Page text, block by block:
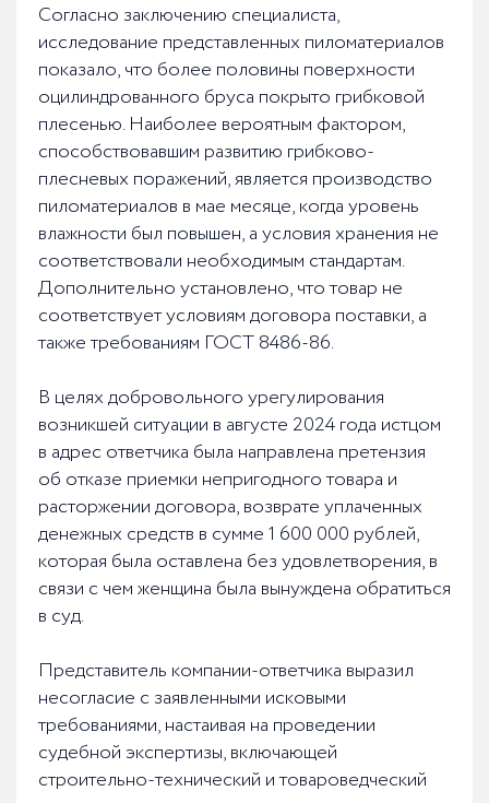
Согласно заключению специалиста,
исследование представленных пиломатериалов
показало, что более половины поверхности
оцилиндрованного бруса покрыто грибковой
плесенью. Наиболее вероятным фактором,
способствовавшим развитию грибково-
плесневых поражений, является производство
пиломатериалов в мае месяце, когда уровень
влажности был повышен, а условия хранения не
соответствовали необходимым стандартам.
Дополнительно установлено, что товар не
соответствует условиям договора поставки, а
также требованиям ГОСТ 8486-86.
В целях добровольного урегулирования
возникшей ситуации в августе 2024 года истцом
в адрес ответчика была направлена претензия
об отказе приемки непригодного товара и
расторжении договора, возврате уплаченных
денежных средств в сумме 1 600 000 рублей,
которая была оставлена без удовлетворения, в
связи с чем женщина была вынуждена обратиться
в суд.
Представитель компании-ответчика выразил
несогласие с заявленными исковыми
требованиями, настаивая на проведении
судебной экспертизы, включающей
строительно-технический и товароведческий